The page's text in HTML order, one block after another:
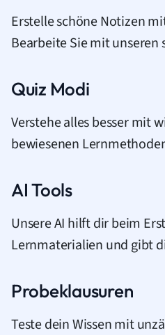
Erstelle schöne Notizen
Bearbeite Sie mit unseren
Quiz Modi
Verstehe alles besser mit
bewiesenen
AI Tools
Unsere AI hilft dir beim
Lernmaterialien und gibt
Probeklausuren
Teste dein Wissen mit